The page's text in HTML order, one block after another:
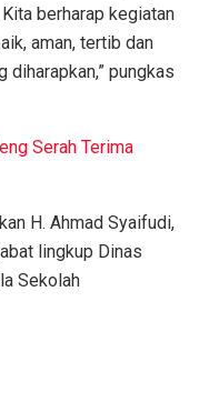
berharap kegiatan
aman, tertib dan
diharapkan,” pungkas
Serah Terima
H. Ahmad Syaifudi,
lingkup Dinas
Sekolah